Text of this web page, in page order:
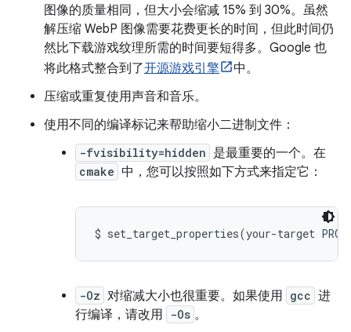
图像的质量相同，但大小会缩减 15% 到 30%。虽然
解压缩 WebP 图像需要花费更长的时间，但此时间仍
然比下载游戏纹理所需的时间要短得多。Google 也
将此格式整合到了开源游戏引擎
中。
压缩或重复使用声音和音乐。
使用不同的编译标记来帮助缩小二进制文件：
-fvisibility=hidden 是最重要的一个。在
cmake 中，您可以按照如下方式来指定它：
-Oz 对缩减大小也很重要。如果使用 gcc 进
行编译，请改用
-Os 。